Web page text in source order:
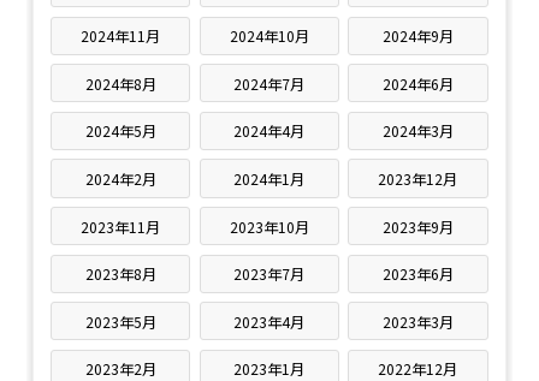
2024年11月 2024年10月 2024年9月
2024年8月 2024年7月 2024年6月
2024年5月 2024年4月 2024年3月
2024年2月 2024年1月 2023年12月
2023年11月 2023年10月 2023年9月
2023年8月 2023年7月 2023年6月
2023年5月 2023年4月 2023年3月
2023年2月 2023年1月 2022年12月